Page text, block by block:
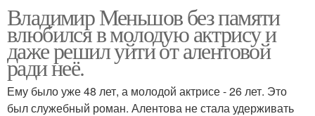
Владимир Меньшов без памяти
влюбился в молодую актрису и
даже решил уйти от алентовой
ради неё.
Ему было уже 48 лет, а молодой актрисе - 26 лет. Это
был служебный роман. Алентова не стала удерживать